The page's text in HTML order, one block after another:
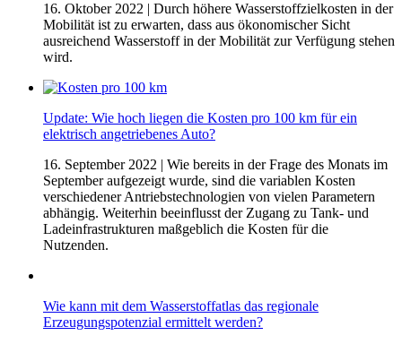
16. Oktober 2022 | Durch höhere Wasserstoffzielkosten in der
Mobilität ist zu erwarten, dass aus ökonomischer Sicht
ausreichend Wasserstoff in der Mobilität zur Verfügung stehen
wird.
Update: Wie hoch liegen die Kosten pro 100 km für ein
elektrisch angetriebenes Auto?
16. September 2022 | Wie bereits in der Frage des Monats im
September aufgezeigt wurde, sind die variablen Kosten
verschiedener Antriebstechnologien von vielen Parametern
abhängig. Weiterhin beeinflusst der Zugang zu Tank- und
Ladeinfrastrukturen maßgeblich die Kosten für die
Nutzenden.
Wie kann mit dem Wasserstoffatlas das regionale
Erzeugungspotenzial ermittelt werden?